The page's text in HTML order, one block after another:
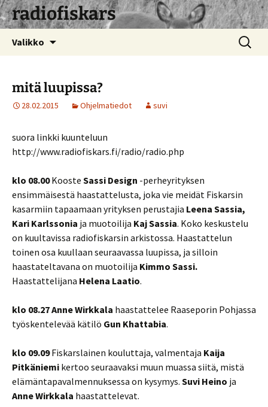
radiofiskars
Valikko Haku:
mitä luupissa?
28.02.2015 Ohjelmatiedot suvi
suora linkki kuunteluun
http://www.radiofiskars.fi/radio/radio.php
klo 08.00Kooste Sassi Design -perheyrityksen
ensimmäisestä haastattelusta, joka vie meidät Fiskarsin
kasarmiin tapaamaan yrityksen perustajia Leena Sassia,
Kari Karlssonia ja muotoilija Kaj Sassia. Koko keskustelu
on kuultavissa radiofiskarsin arkistossa. Haastattelun
toinen osa kuullaan seuraavassa luupissa, ja silloin
haastateltavana on muotoilija Kimmo Sassi.
Haastattelijana Helena Laatio.
klo 08.27 Anne Wirkkala haastattelee Raaseporin Pohjassa
työskentelevää kätilö Gun Khattabia.
klo 09.09Fiskarslainen kouluttaja, valmentaja Kaija
Pitkäniemi kertoo seuraavaksi muun muassa siitä, mistä
elämäntapavalmennuksessa on kysymys. Suvi Heino ja
Anne Wirkkala haastattelevat.